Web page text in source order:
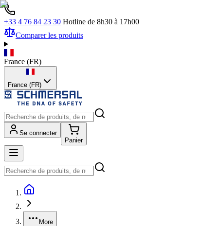
+33 4 76 84 23 30 Hotline de 8h30 à 17h00
Comparer les produits
France (FR)
France (FR)
Se connecter
Panier
More